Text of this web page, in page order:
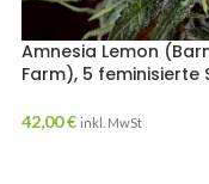
Amnesia Lemon
Farm), 5 feminisierte
42,00€ inkl. MwSt